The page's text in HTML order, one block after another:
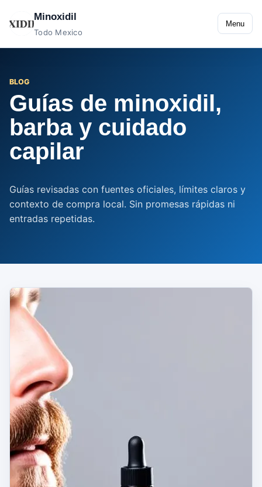
Minoxidil
Todo Mexico
Menu
BLOG
Guías de minoxidil,
barba y cuidado
capilar
Guías revisadas con fuentes oficiales, límites claros y
contexto de compra local. Sin promesas rápidas ni
entradas repetidas.